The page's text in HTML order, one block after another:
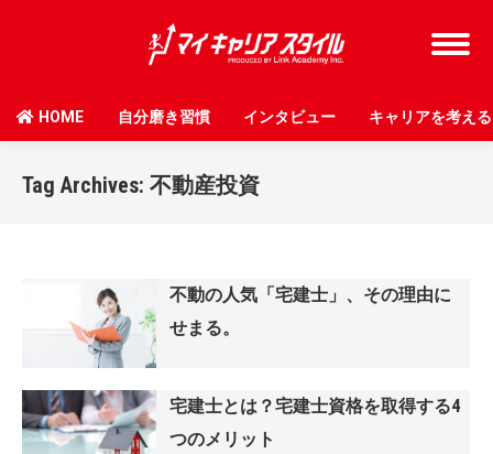
HOME 自分磨き習慣 インタビュー キャリアを考える
Tag Archives: 不動産投資
不動の人気「宅建士」、その理由に
せまる。
宅建士とは？宅建士資格を取得する4
つのメリット